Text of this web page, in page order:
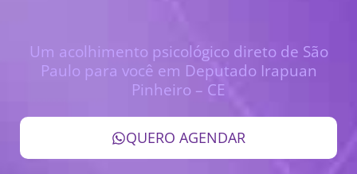
Um acolhimento psicológico direto de São
Paulo para você em Deputado Irapuan
Pinheiro – CE
QUERO AGENDAR